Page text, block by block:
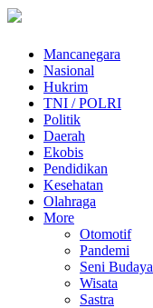
Mancanegara
Nasional
Hukrim
TNI / POLRI
Politik
Daerah
Ekobis
Pendidikan
Kesehatan
Olahraga
More
Otomotif
Pandemi
Seni Budaya
Wisata
Sastra